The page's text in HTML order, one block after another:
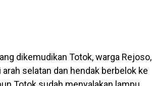
dikemudikan Totok, warga Rejoso,
selatan dan hendak berbelok ke